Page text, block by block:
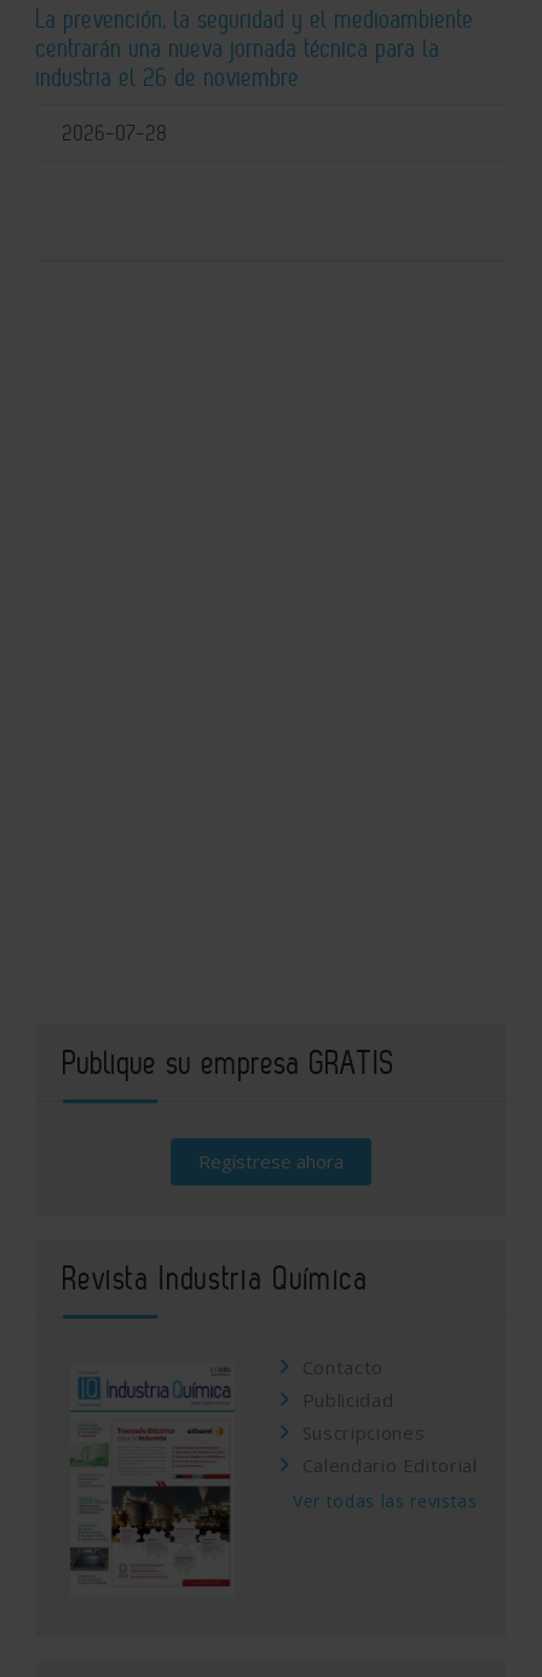
La prevención, la seguridad y el medioambiente
centrarán una nueva jornada técnica para la
industria el 26 de noviembre
2026-07-28
Publique su empresa GRATIS
Regístrese ahora
Revista Industria Química
Contacto
Publicidad
Suscripciones
Calendario Editorial
Ver todas las revistas